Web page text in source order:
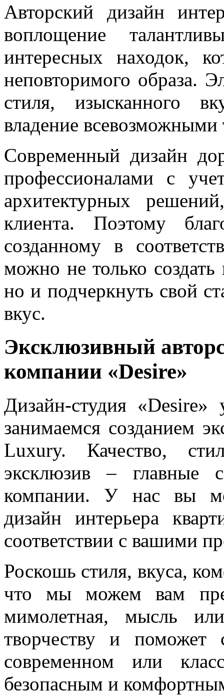
Авторский дизайн
воплощение
интересных находок,
неповторимого образа.
стиля, изысканного
владение всевозможными
Современный дизайн
профессионалами с
архитектурных
клиента. Поэтому
созданному в
можно не только
но и подчеркнуть свой
вкус.
Эксклюзивный
компании «Desire»
Дизайн-студия
занимаемся созданием
Luxury. Качество,
эксклюзив – главные
компании. У нас вы
дизайн интерьера
соответствии с вашими
Роскошь стиля, вкуса,
что мы можем вам
мимолетная, мысль
творчеству и поможет
современном или
безопасным и